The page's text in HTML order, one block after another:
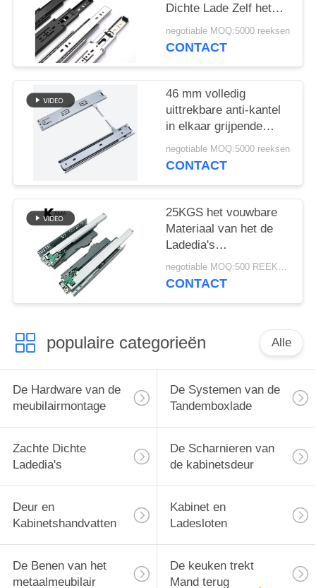
Dichte Lade Zelf het
Sluiten 25000 Keer
Cirkelen
negotiable MOQ:5000 reeksen
CONTACT
46 mm volledig
uittrekbare anti-kantel
in elkaar grijpende
kogellager ladegeleider
negotiable MOQ:5000 reeksen
CONTACT
25KGS het vouwbare
Materiaal van het de
Ladedia's
Gegalvaniseerde Staal
van KAMA Zachte
negotiable MOQ:500 REEKSEN/GROOTTE/KLEUR
CONTACT
populaire categorieën Alle
De Hardware van de
meubilairmontage
De Systemen van de
Tandemboxlade
Zachte Dichte
Ladedia's
De Scharnieren van
de kabinetsdeur
Deur en
Kabinetshandvatten
Kabinet en
Ladesloten
De Benen van het
metaalmeubilair
De keuken trekt
Mand terug